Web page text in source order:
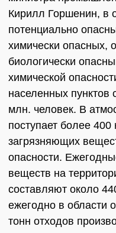
Кирилл Горшенин, в
потенциально
химически опасных,
биологически
химической
населенных пунктов
млн. человек. В
поступает более
загрязняющих
опасности.
веществ на
составляют около
ежегодно в области
тонн отходов